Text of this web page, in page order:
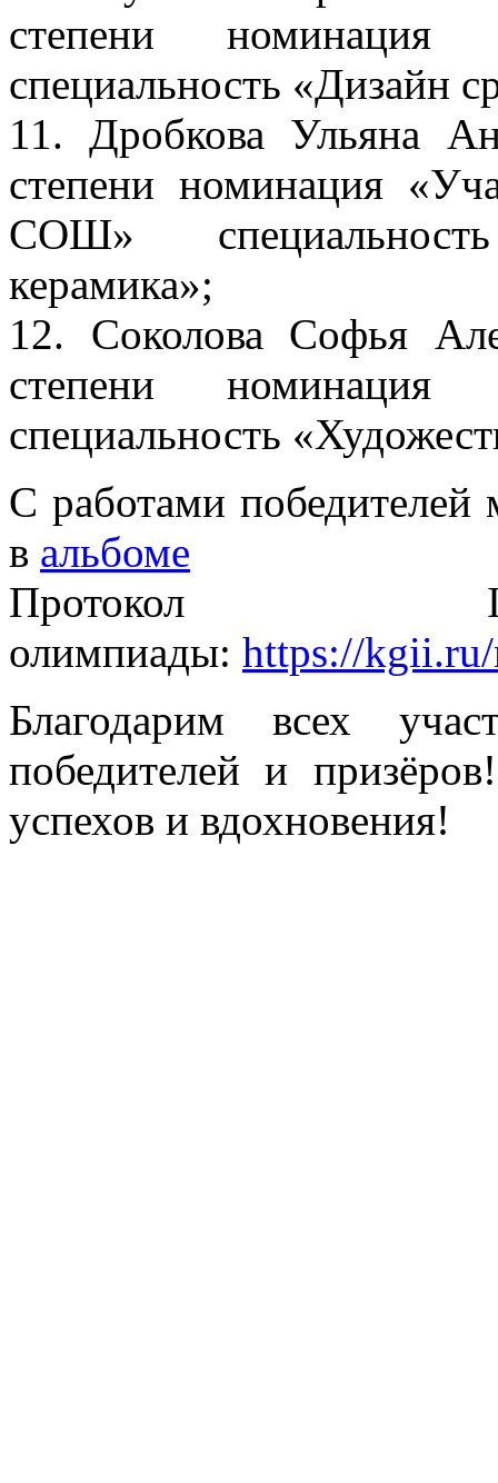
степени
специальность «Дизайн
11. Дробкова Ульяна
степени номинация
СОШ»
керамика»;
12. Соколова Софья
степени
специальность
С работами победителей
в альбоме
олимпиады: https://
Благодарим всех
победителей и
успехов и вдохновения!